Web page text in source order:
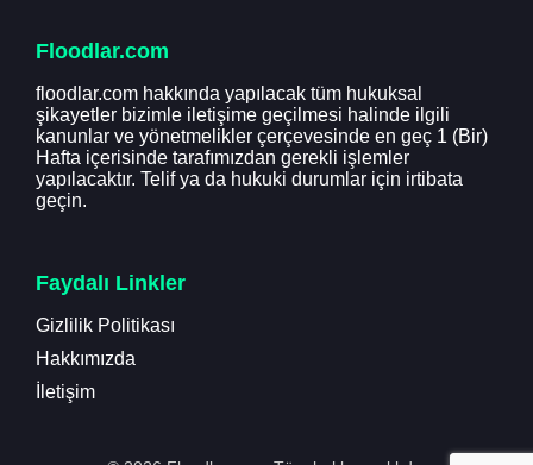
Floodlar.com
floodlar.com hakkında yapılacak tüm hukuksal
şikayetler bizimle iletişime geçilmesi halinde ilgili
kanunlar ve yönetmelikler çerçevesinde en geç 1 (Bir)
Hafta içerisinde tarafımızdan gerekli işlemler
yapılacaktır. Telif ya da hukuki durumlar için irtibata
geçin.
Faydalı Linkler
Gizlilik Politikası
Hakkımızda
İletişim